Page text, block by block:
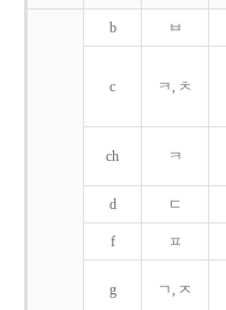
b ㅂ
c ㅋ, ㅊ
ch ㅋ
d ㄷ
f ㅍ
g ㄱ, ㅈ